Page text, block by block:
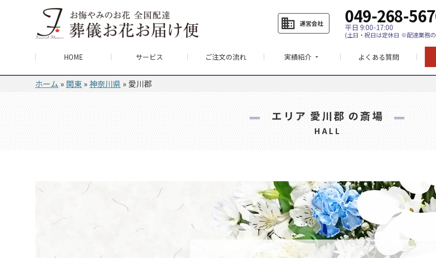
business 運営会社 049-268-
平日 9:00-17:00
(土日・祝日は定休日 ※配達業務
HOME サービス ご注文の流れ 実績紹介 arrow_drop_down よくある質問
ホーム » 関東 » 神奈川県 » 愛川郡
エリア 愛川郡 の斎場
HALL